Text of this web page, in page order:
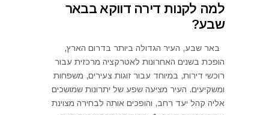
למה לקנות דירה דווקא בבאר
שבע?
באר שבע, העיר הגדולה ביותר בדרום הארץ,
הופכת בשנים האחרונות לאטרקציה מרכזית עבור
רוכשי דירות, במיוחד עבור זוגות צעירים, משפחות
ומשקיעים. העיר מציעה שפע של יתרונות שמושכים
אליה קהל יעד רחב, והופכים אותה לבחירה מצוינת